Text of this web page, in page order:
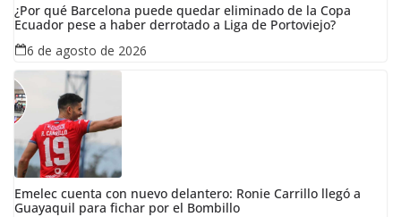
¿Por qué Barcelona puede quedar eliminado de la Copa
Ecuador pese a haber derrotado a Liga de Portoviejo?
6 de agosto de 2026
Emelec cuenta con nuevo delantero: Ronie Carrillo llegó a
Guayaquil para fichar por el Bombillo